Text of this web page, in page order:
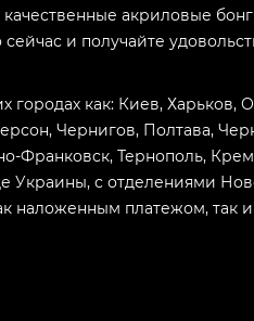
акриловые
и получайте
как: Киев, Харьков,
Чернигов, Полтава,
Тернополь,
Украины, с отделениями
наложенным платежом, так